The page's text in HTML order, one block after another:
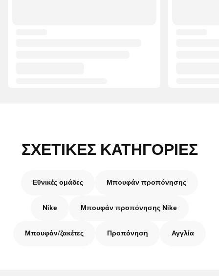
ΣΧΕΤΙΚΈΣ ΚΑΤΗΓΟΡΊΕΣ
Εθνικές ομάδες Μπουφάν προπόνησης
Nike Μπουφάν προπόνησης Nike
Μπουφάν/ζακέτες Προπόνηση Αγγλία